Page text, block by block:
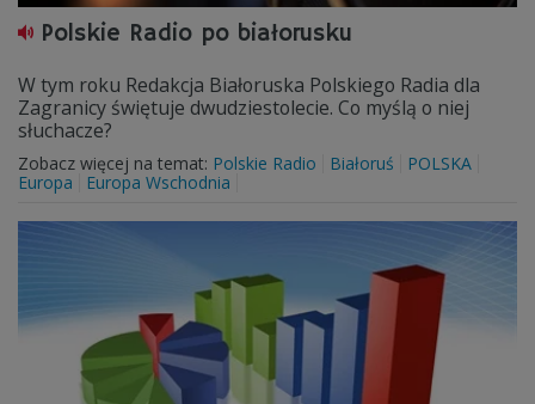
Polskie Radio po białorusku
W tym roku Redakcja Białoruska Polskiego Radia dla
Zagranicy świętuje dwudziestolecie. Co myślą o niej
słuchacze?
Zobacz więcej na temat: Polskie Radio Białoruś
POLSKA
Europa
Europa Wschodnia